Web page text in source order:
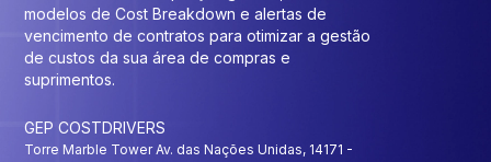
modelos de Cost Breakdown e alertas de
vencimento de contratos para otimizar a gestão
de custos da sua área de compras e
suprimentos.
GEP COSTDRIVERS
Torre Marble Tower Av. das Nações Unidas, 14171 -